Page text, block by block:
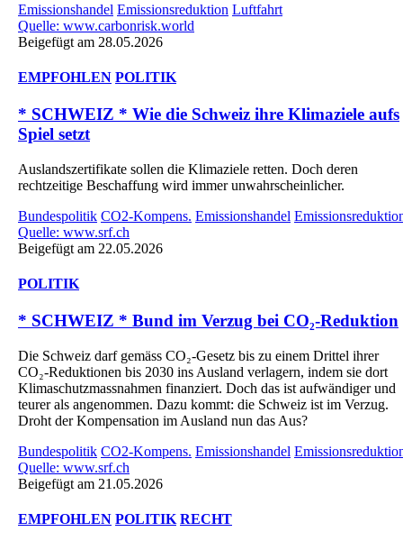
Emissionshandel Emissionsreduktion Luftfahrt
Quelle: www.carbonrisk.world
Beigefügt am 28.05.2026
EMPFOHLEN POLITIK
* SCHWEIZ * Wie die Schweiz ihre Klimaziele aufs
Spiel setzt
Auslandszertifikate sollen die Klimaziele retten. Doch deren
rechtzeitige Beschaffung wird immer unwahrscheinlicher.
Bundespolitik CO2-Kompens. Emissionshandel
Quelle: www.srf.ch
Beigefügt am 22.05.2026
POLITIK
* SCHWEIZ * Bund im Verzug bei CO₂-Reduktion
Die Schweiz darf gemäss CO₂-Gesetz bis zu einem Drittel ihrer
CO₂-Reduktionen bis 2030 ins Ausland verlagern, indem sie dort
Klimaschutzmassnahmen finanziert. Doch das ist aufwändiger und
teurer als angenommen. Dazu kommt: die Schweiz ist im Verzug.
Droht der Kompensation im Ausland nun das Aus?
Bundespolitik CO2-Kompens. Emissionshandel
Quelle: www.srf.ch
Beigefügt am 21.05.2026
EMPFOHLEN POLITIK RECHT